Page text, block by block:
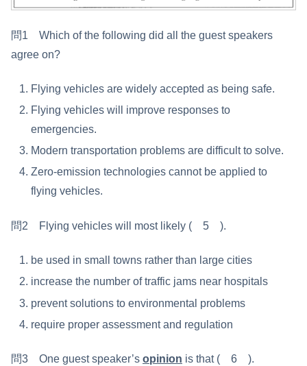
問1 Which of the following did all the guest speakers
agree on?
Flying vehicles are widely accepted as being safe.
Flying vehicles will improve responses to
emergencies.
Modern transportation problems are difficult to solve.
Zero-emission technologies cannot be applied to
flying vehicles.
問2 Flying vehicles will most likely ( 5 ).
be used in small towns rather than large cities
increase the number of traffic jams near hospitals
prevent solutions to environmental problems
require proper assessment and regulation
問3 One guest speaker’s opinion is that ( 6 ).